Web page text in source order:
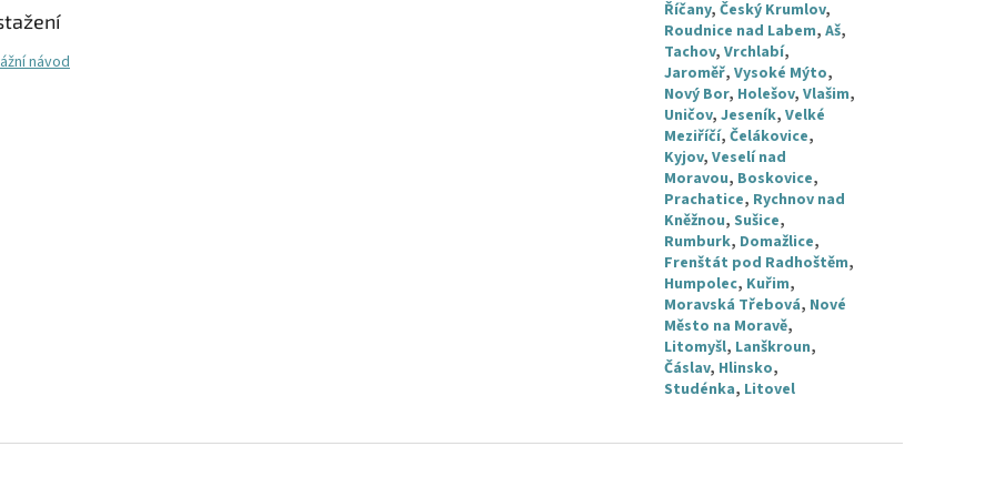
návod
Říčany,Český Krumlov,
Roudnice nad Labem,Aš,
Tachov,Vrchlabí,
Jaroměř,Vysoké Mýto,
Nový Bor, Holešov,Vlašim,
Uničov,Jeseník,Velké
Meziříčí,Čelákovice,
Kyjov,Veselí nad
Moravou, Boskovice,
Prachatice, Rychnov nad
Kněžnou,Sušice,
Rumburk, Domažlice,
Frenštát pod Radhoštěm,
Humpolec, Kuřim,
Moravská Třebová, Nové
Město na Moravě,
Litomyšl, Lanškroun,
Čáslav, Hlinsko,
Studénka, Litovel